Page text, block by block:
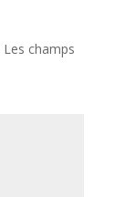
Les champs